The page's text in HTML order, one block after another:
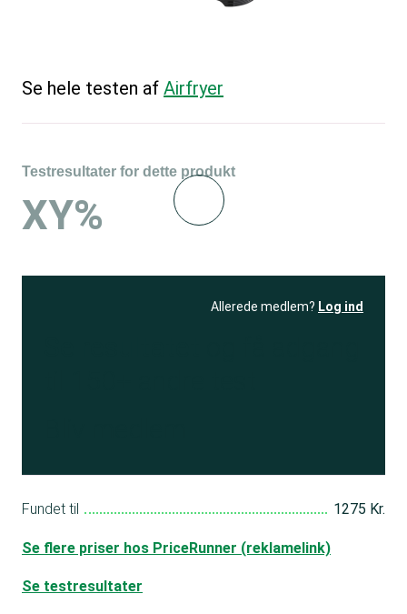
Se hele testen af Airfryer
Testresultater for dette produkt
XY%
Allerede medlem? Log ind
Fundet til 1275 Kr.
Se flere priser hos PriceRunner (reklamelink)
Se testresultater